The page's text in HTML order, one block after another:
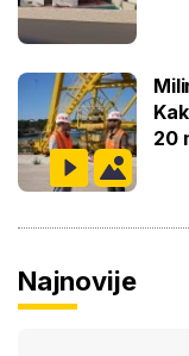
20
Najnovije